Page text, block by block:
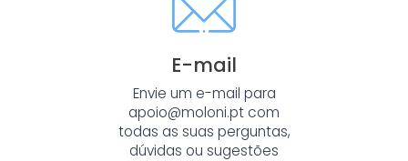
E-mail
Envie um e-mail para
apoio@moloni.pt com
todas as suas perguntas,
dúvidas ou sugestões